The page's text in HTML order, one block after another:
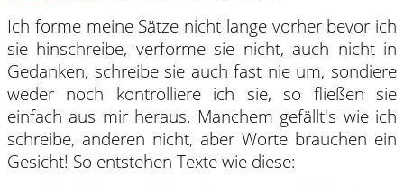
Ich forme meine Sätze nicht lange vorher bevor ich
sie hinschreibe, verforme sie nicht, auch nicht in
Gedanken, schreibe sie auch fast nie um, sondiere
weder noch kontrolliere ich sie, so fließen sie
einfach aus mir heraus. Manchem gefällt's wie ich
schreibe, anderen nicht, aber Worte brauchen ein
Gesicht! So entstehen Texte wie diese: